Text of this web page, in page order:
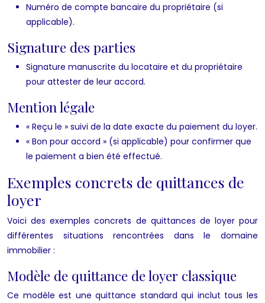
Numéro de compte bancaire du propriétaire (si
applicable).
Signature des parties
Signature manuscrite du locataire et du propriétaire
pour attester de leur accord.
Mention légale
« Reçu le » suivi de la date exacte du paiement du loyer.
« Bon pour accord » (si applicable) pour confirmer que
le paiement a bien été effectué.
Exemples concrets de quittances de
loyer
Voici des exemples concrets de quittances de loyer pour
différentes situations rencontrées dans le domaine
immobilier :
Modèle de quittance de loyer classique
Ce modèle est une quittance standard qui inclut tous les